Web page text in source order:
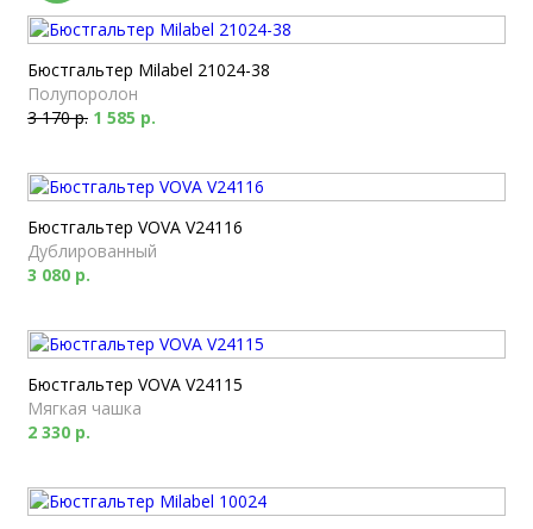
Бюстгальтер Milabel 21024-38
Полупоролон
3 170 р. 1 585 р.
Бюстгальтер VOVA V24116
Дублированный
3 080 р.
Бюстгальтер VOVA V24115
Мягкая чашка
2 330 р.